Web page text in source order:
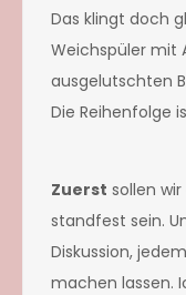
Das klingt doch
Weichspüler mit
ausgelutschten
Die Reihenfolge
Zuerst sollen
standfest sein.
Diskussion,
machen lassen.